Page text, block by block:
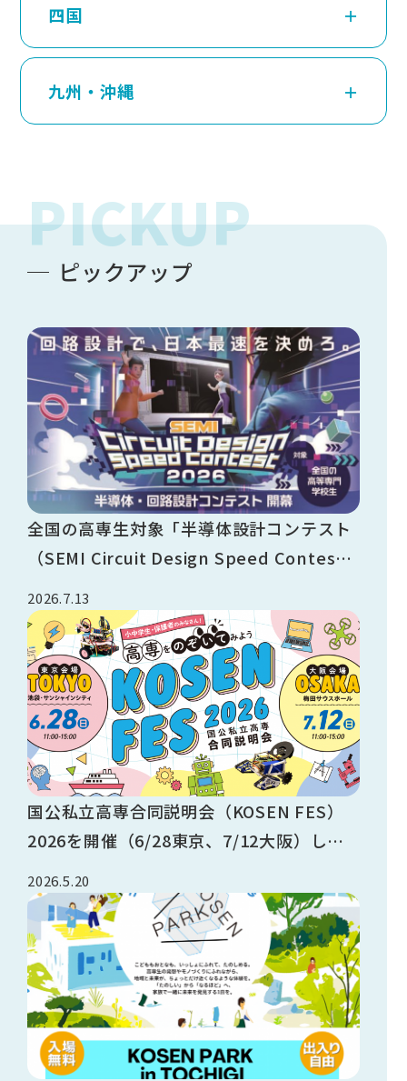
四国
九州・沖縄
PICKUP
ピックアップ
全国の高専生対象「半導体設計コンテスト
（SEMI Circuit Design Speed Contest
2026.7.13
国公私立高専合同説明会（KOSEN FES）
2026を開催（6/28東京、7/12大阪）しま
2026.5.20